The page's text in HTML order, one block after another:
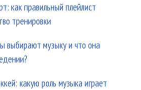
как правильный плейлист
тренировки
выбирают музыку и что она
какую роль музыка играет